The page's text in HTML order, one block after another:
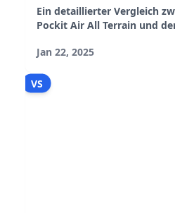
Ein detaillierter Vergleich
Pockit Air All Terrain und
Nachteile sowie ihre
Jan 22, 2025
VS